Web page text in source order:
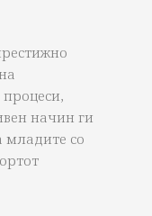
начин ги
младите со